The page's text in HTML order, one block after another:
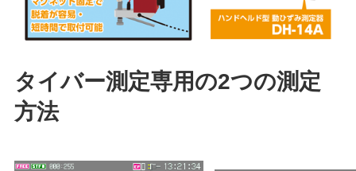
タイバー測定専用の2つの測定
方法​